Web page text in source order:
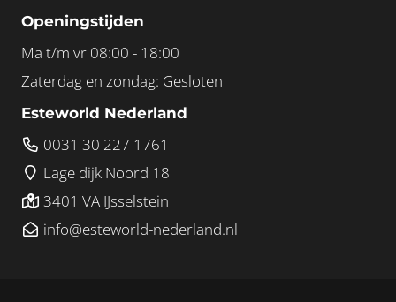
Openingstijden
Ma t/m vr 08:00 - 18:00
Zaterdag en zondag: Gesloten
Esteworld Nederland
0031 30 227 1761
Lage dijk Noord 18
3401 VA IJsselstein
info@esteworld-nederland.nl